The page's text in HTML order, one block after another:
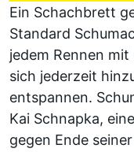
Ein Schachbrett
Standard
jedem Rennen
sich jederzeit
entspannen.
Kai Schnapka,
gegen Ende